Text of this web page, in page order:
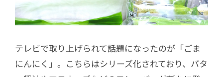
テレビで取り上げられて話題になったのが「ごま
にんにく」。こちらはシリーズ化されており、バタ